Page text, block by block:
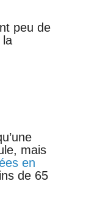
peu de
la
mais
en
de 65